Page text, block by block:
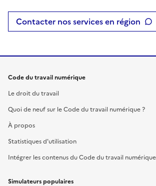
Contacter nos services en région
Code du travail numérique
Le droit du travail
Quoi de neuf sur le Code du travail numérique ?
À propos
Statistiques d'utilisation
Intégrer les contenus du Code du travail numérique
Simulateurs populaires